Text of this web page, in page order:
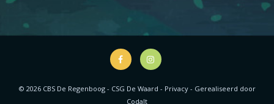
© 2026 CBS De Regenboog - CSG De Waard - Privacy- Gerealiseerd door
Codalt